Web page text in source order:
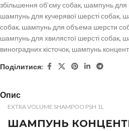
збільшення об’єму собак, шампунь для
шампунь для кучерявої шерсті собак,
собак, шампунь для объема шерсти
шампунь для хвилястої шерсті собак,
виноградних кісточок, шампунь
Поділитися:
Опис
EXTRA VOLUME SHAMPOO PSH 1L
ШАМПУНЬ